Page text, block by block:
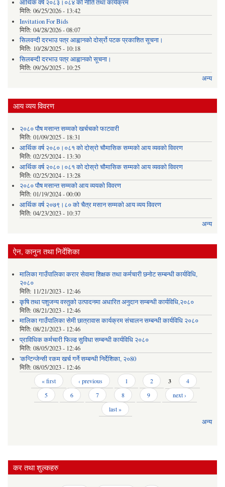
आर्थिक वर्ष २०८३।०८४ को नीति तथा कार्यक्रम
मिति: 06/25/2026 - 13:42
Invitation For Bids
मिति: 04/28/2026 - 08:07
सिलवन्दी दरभाउ पत्र आह्वानको दोर्स्रो पटक प्रकाशित सूचना।
मिति: 10/28/2025 - 10:18
सिलबन्दी दरभाउ पत्र आह्वानको सूचना।
मिति: 09/26/2025 - 10:25
अन्य
आय व्यय विवरण
२०८० पौष मसान्त सम्मको खर्चचको फाटवारी
मिति: 01/09/2025 - 18:31
आर्थिक वर्ष २०८०।०८१ को दोस्रो चौमासिक सम्मको आय व्यवको विवरण
मिति: 02/25/2024 - 13:30
आर्थिक वर्ष २०८०।०८१ को दोस्रो चौमासिक सम्मको आय व्यवको विवरण
मिति: 02/25/2024 - 13:28
२०८० पौष मसान्त सम्मको आय व्ययको विवरण
मिति: 01/19/2024 - 00:00
आर्थिक वर्ष २०७९।८० को चैत्र मसान सम्मको आय व्यय विवरण
मिति: 04/23/2023 - 10:37
अन्य
ऐन, कानुन तथा निर्देशिका
मालिका गाउँपालिका करार सेवामा शिक्षक तथा कर्मचारी छनोट सम्बन्धी कार्यविधि,
२०८०
मिति: 11/21/2023 - 12:46
कृषि तथा पशुजन्य वस्तुको उत्पादनमा अधारित अनुदान सम्बन्धी कार्यविधि,२०८०
मिति: 08/21/2023 - 12:46
मालिका गाउँपालिका सेमी छात्रावास कार्यक्रम संचालन सम्बन्धी कार्यविधि २०८०
मिति: 08/21/2023 - 12:46
प्राविधिक कर्मचारी फिल्ड सुविधा सम्बन्धी कार्यविधि २०८०
मिति: 08/05/2023 - 12:46
'कन्टिन्जेन्सी रकम खर्च गर्ने सम्बन्धी निर्देशिका, २०80
मिति: 08/05/2023 - 12:46
« first ‹ previous 1 2 3
4
5
6 7 8 9
next ›
last »
अन्य
कर तथा शुल्कहरु